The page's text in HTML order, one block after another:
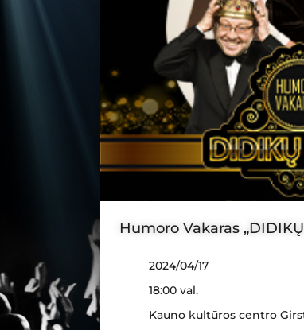
Humoro Vakaras „DIDIKŲ
2024/04/17
18:00 val.
Kauno kultūros centro